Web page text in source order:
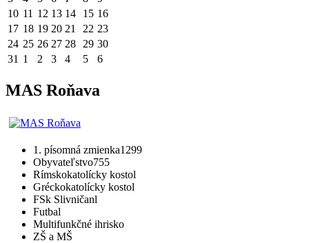
10 11 12 13 14 15 16
17 18 19 20 21 22 23
24 25 26 27 28 29 30
31 1 2 3 4 5 6
MAS Roňava
1. písomná zmienka1299
Obyvateľstvo755
Rímskokatolícky kostol
Gréckokatolícky kostol
FSk Slivničanl
Futbal
Multifunkčné ihrisko
ZŠ a MŠ